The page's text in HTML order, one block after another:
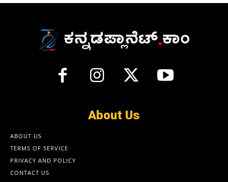
About Us
ABOUT US
TERMS OF SERVICE
PRIVACY AND POLICY
CONTACT US